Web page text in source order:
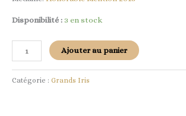
Disponibilité : 3 en stock
Ajouter au panier
Catégorie : Grands Iris